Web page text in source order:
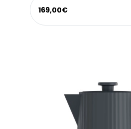
169,00€